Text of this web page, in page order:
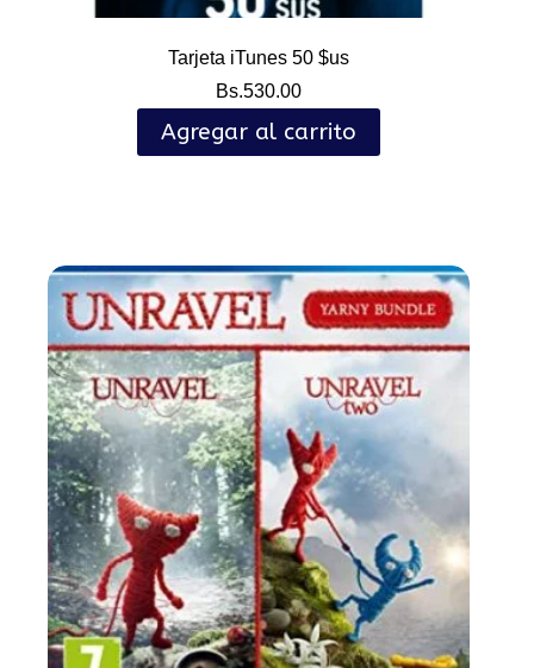
Tarjeta iTunes 50 $us
Bs.530.00
Agregar al carrito